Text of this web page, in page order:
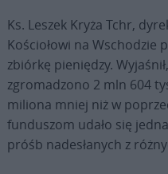
Ks. Leszek Kryża Tchr,
Kościołowi na Wschodzie
zbiórkę pieniędzy.
zgromadzono 2 mln 604
miliona mniej niż w
funduszom udało się
próśb nadesłanych z